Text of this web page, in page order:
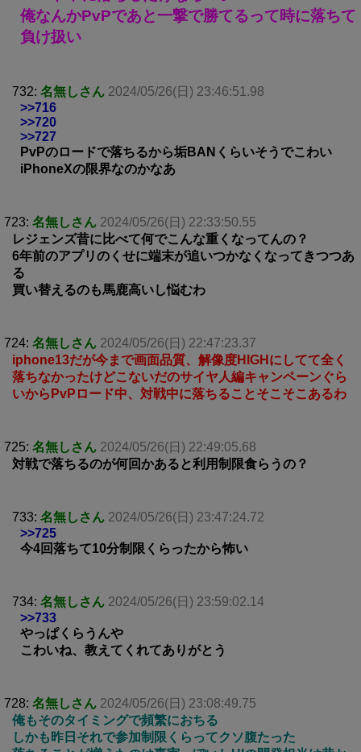
俺なんかPvPであと一撃で勝てるって時に落ちて
負け扱い
732: 名無しさん 2024/05/26(日) 23:46:51.98
>>716
>>720
>>727
PvPのロードで落ちるから垢BANくらいそうでこわい
iPhoneXの限界なのかなあ
723: 名無しさん 2024/05/26(日) 22:33:50.55
レジェンズ昔に比べて何でこんな重くなってんの？
6年前のアプリのくせに端末が追いつかなくなってきつつあ
る
買い替えるのも馬鹿高いし悩むわ
724: 名無しさん 2024/05/26(日) 22:47:23.37
iphone13だが今まで画面品質、解像度HIGHにしてて全く
落ちなかったけどこないだのサイヤ人編キャンペーンぐら
いからPvPロード中、対戦中に落ちることそこそこあるわ
725: 名無しさん 2024/05/26(日) 22:49:05.68
対戦で落ちるのが何回かあると利用制限食らうの？
733: 名無しさん 2024/05/26(日) 23:47:24.72
>>725
今4回落ちて10分制限くらったから怖い
734: 名無しさん 2024/05/26(日) 23:59:02.14
>>733
やっぱくらうんや
こわいね、教えてくれてありがとう
728: 名無しさん 2024/05/26(日) 23:08:49.75
俺もそのタイミングで頻繁におちる
しかも昨日それで参加制限くらってクソ腹たった